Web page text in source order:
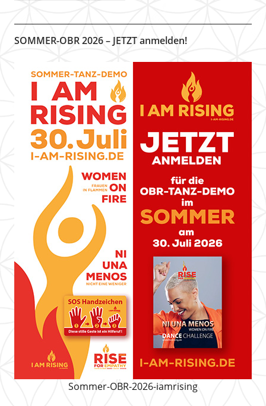
SOMMER-OBR 2026 – JETZT anmelden!
Sommer-OBR-2026-iamrising